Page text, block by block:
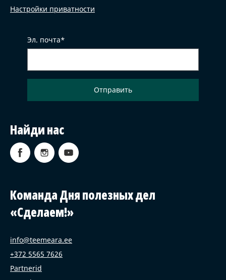
Настройки приватности
Эл. почта
Найди нас
Команда Дня полезных дел
«Сделаем!»
info@teemeara.ee
+372 5565 7626
Partnerid